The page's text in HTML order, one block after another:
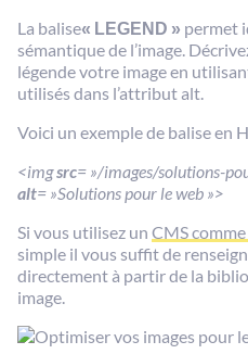
La balise« LEGEND » permet
sémantique de l’image.
légende votre image en
utilisés dans l’attribut alt.
Voici un exemple de balise en
<imgsrc= »/images/solutions-
alt= »Solutions pour le web »>
Si vous utilisez un CMS
simple il vous suffit de
directement à partir de la
image.